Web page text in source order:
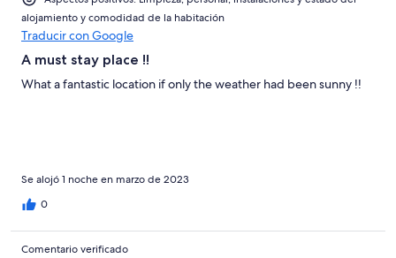
alojamiento y comodidad de la habitación
Traducir con Google
A must stay place !!
What a fantastic location if only the weather had been sunny !!
Se alojó 1 noche en marzo de 2023
0
Comentario verificado